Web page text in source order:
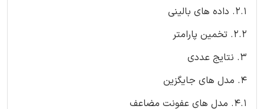
2.1. داده های بالینی
2.2. تخمین پارامتر
3. نتایج عددی
4. مدل های جایگزین
4.1. مدل های عفونت مضاعف